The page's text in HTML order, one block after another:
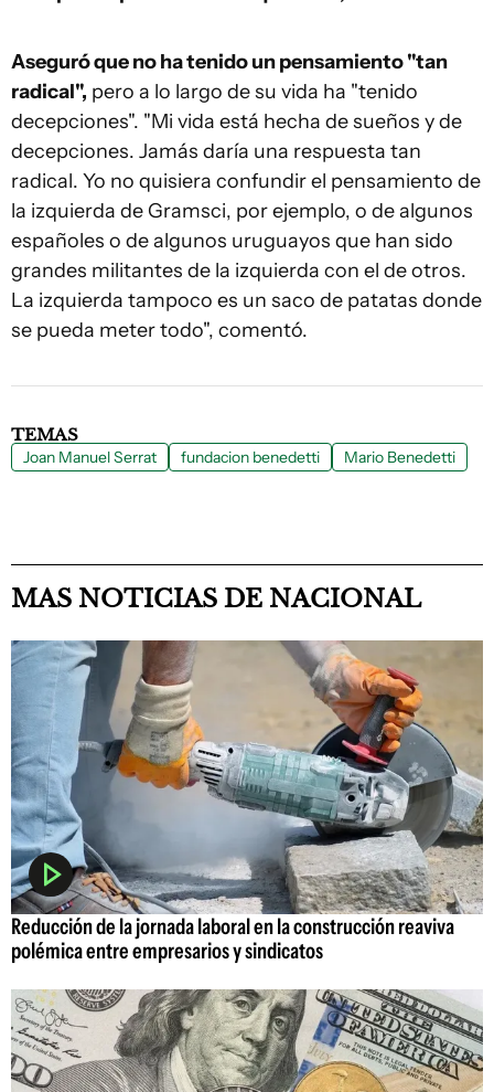
Aseguró que no ha tenido un pensamiento "tan
radical", pero a lo largo de su vida ha "tenido
decepciones". "Mi vida está hecha de sueños y de
decepciones. Jamás daría una respuesta tan
radical. Yo no quisiera confundir el pensamiento de
la izquierda de Gramsci, por ejemplo, o de algunos
españoles o de algunos uruguayos que han sido
grandes militantes de la izquierda con el de otros.
La izquierda tampoco es un saco de patatas donde
se pueda meter todo", comentó.
TEMAS
Joan Manuel Serrat fundacion benedetti Mario Benedetti
MAS NOTICIAS DE NACIONAL
Reducción de la jornada laboral en la construcción reaviva
polémica entre empresarios y sindicatos